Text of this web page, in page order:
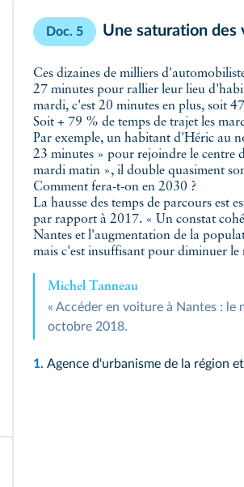
Doc. 5 Une saturation des
Ces dizaines de milliers
27 minutes pour rallier leur lieu
mardi, c'est 20 minutes en plus, soit
Soit + 79 % de temps de trajet les
Par exemple, un habitant d'Héric au
23 minutes » pour rejoindre le centre
mardi matin », il double quasiment
Comment fera-t-on en 2030 ?
La hausse des temps de parcours est
par rapport à 2017. « Un constat
Nantes et l'augmentation de la
mais c'est insuffisant pour diminuer le
Michel Tanneau
« Accéder en voiture à Nantes : le
octobre 2018.
1. Agence d'urbanisme de la région